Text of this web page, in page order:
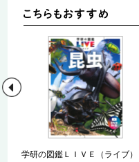
学研の図鑑ＬＩＶＥ（ライブ）